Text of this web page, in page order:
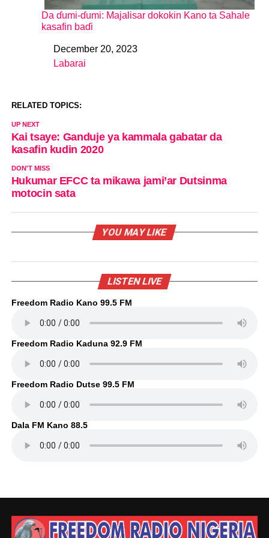
Da ɗumi-ɗumi: Majalisar dokokin Kano ta Sahale
kasafin baɗi
DateDecember 20, 2023
In relation to
Labarai
RELATED TOPICS:
UP NEXT
Kai tsaye: Ganduje ya kammala gabatar da
kasafin kudin 2020
DON'T MISS
Hukumar EFCC ta mikawa jami’ar Dutsinma
motocin sata
YOU MAY LIKE
LISTEN LIVE
Freedom Radio Kano 99.5 FM
Freedom Radio Kaduna 92.9 FM
Freedom Radio Dutse 99.5 FM
Dala FM Kano 88.5